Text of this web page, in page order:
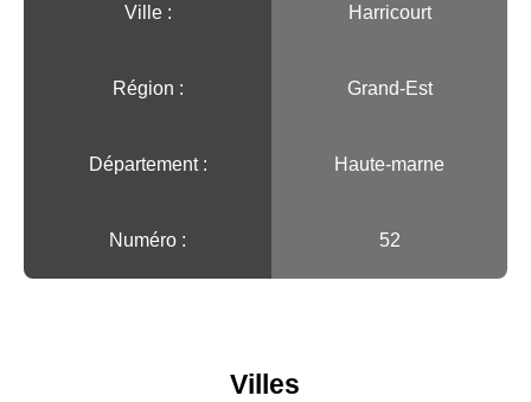
Ville :️ Harricourt
Région :️ Grand-Est
Département : Haute-marne
Numéro : 52
Villes